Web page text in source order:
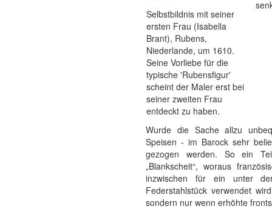
Selbstbildnis mit seiner
ersten Frau (Isabella
Brant), Rubens,
Niederlande, um 1610.
Seine Vorliebe für die
typische 'Rubensfigur'
scheint der Maler erst bei
seiner zweiten Frau
entdeckt zu haben.
Wurde die Sache allzu
Speisen - im Barock sehr
gezogen werden. So ein
„Blankscheit“, woraus
inzwischen für ein unter
Federstahlstück verwendet
sondern nur wenn erhöhte